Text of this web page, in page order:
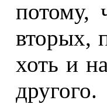
потому,
вторых,
хоть и
другого.